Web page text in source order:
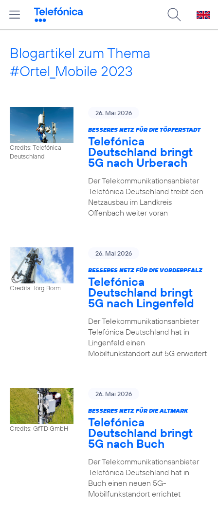
Blogartikel zum Thema
#Ortel_Mobile 2023
Credits: Telefónica
Deutschland
26. Mai 2026
BESSERES NETZ FÜR DIE TÖPFERSTADT
Telefónica
Deutschland bringt
5G nach Urberach
Der Telekommunikationsanbieter
Telefónica Deutschland treibt den
Netzausbau im Landkreis
Offenbach weiter voran
Credits: Jörg Borm
26. Mai 2026
BESSERES NETZ FÜR DIE VORDERPFALZ
Telefónica
Deutschland bringt
5G nach Lingenfeld
Der Telekommunikationsanbieter
Telefónica Deutschland hat in
Lingenfeld einen
Mobilfunkstandort auf 5G erweitert
Credits: GfTD GmbH
26. Mai 2026
BESSERES NETZ FÜR DIE ALTMARK
Telefónica
Deutschland bringt
5G nach Buch
Der Telekommunikationsanbieter
Telefónica Deutschland hat in
Buch einen neuen 5G-
Mobilfunkstandort errichtet